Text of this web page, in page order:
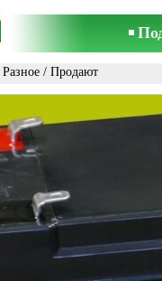
Разное / Продают